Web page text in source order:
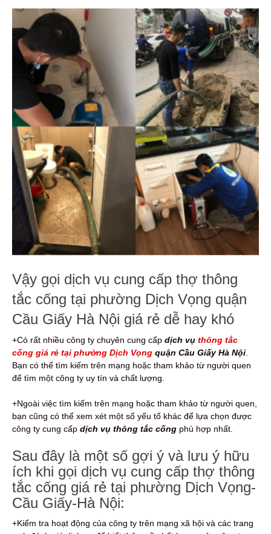
Vậy gọi dịch vụ cung cấp thợ thông
tắc cống tại phường Dịch Vọng quận
Cầu Giấy Hà Nội giá rẻ dễ hay khó
+Có rất nhiều công ty chuyên cung cấp dịch vụ thông tắc
cống giá rẻ tại phường Dịch Vọng quận Cầu Giấy Hà Nội
Bạn có thể tìm kiếm trên mạng hoặc tham khảo từ người quen
để tìm một công ty uy tín và chất lượng.
+Ngoài việc tìm kiếm trên mạng hoặc tham khảo từ người quen,
bạn cũng có thể xem xét một số yếu tố khác để lựa chọn được
công ty cung cấp dịch vụ thông tắc cống phù hợp nhất.
Sau đây là một số gợi ý và lưu ý hữu
ích khi gọi dịch vụ cung cấp thợ thông
tắc cống giá rẻ tại phường Dịch Vọng-
Cầu Giấy-Hà Nội:
+Kiểm tra hoạt động của công ty trên mạng xã hội và các trang